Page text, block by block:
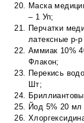
Маска
– 1 Уп;
Перчатки
латексные р-
Аммиак 10%
Флакон;
Перекись
Шт;
Йод 5% 20